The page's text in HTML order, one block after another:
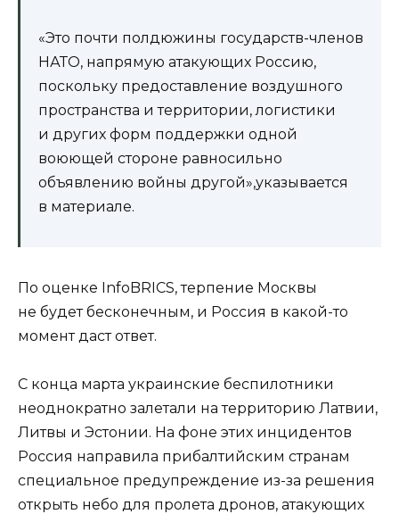
«Это почти полдюжины государств-членов
НАТО, напрямую атакующих Россию,
поскольку предоставление воздушного
пространства и территории, логистики
и других форм поддержки одной
воюющей стороне равносильно
объявлению войны другой»,указывается
в материале.
По оценке InfoBRICS, терпение Москвы
не будет бесконечным, и Россия в какой-то
момент даст ответ.
С конца марта украинские беспилотники
неоднократно залетали на территорию Латвии,
Литвы и Эстонии. На фоне этих инцидентов
Россия направила прибалтийским странам
специальное предупреждение из-за решения
открыть небо для пролета дронов, атакующих